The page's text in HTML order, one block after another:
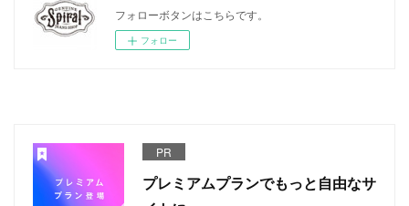
フォローボタンはこちらです。
フォロー
PR
プレミアムプランでもっと自由なサ